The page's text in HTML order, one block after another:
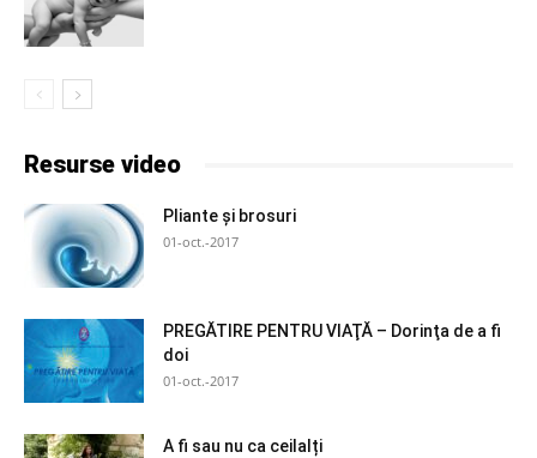
Resurse video
Pliante și brosuri
01-oct.-2017
PREGĂTIRE PENTRU VIAŢĂ – Dorinţa de a fi
doi
01-oct.-2017
A fi sau nu ca ceilalți